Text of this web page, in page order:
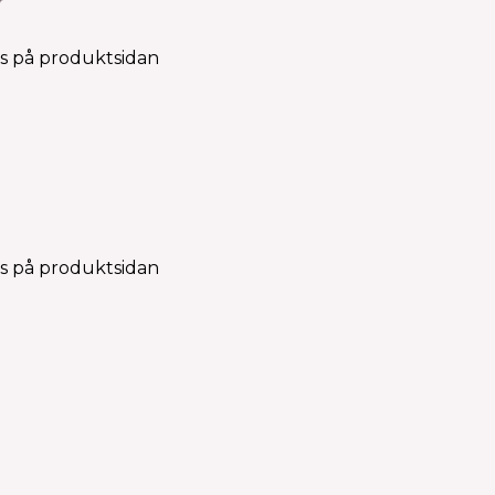
på produktsidan
på produktsidan